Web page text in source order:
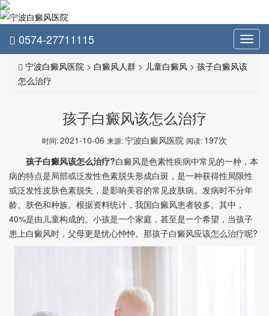
0574-27711115
宁波白癜风医院 > 白癜风人群 > 儿童白癜风 > 孩子白癜风该
怎么治疗
孩子白癜风该怎么治疗
时间:2021-10-06 来源:宁波白癜风医院 阅读: 197次
孩子白癜风该怎么治疗?白癜风是色素性疾病中常见的一种，本
病的特点是局部或泛发性色素脱失形成白斑，是一种获得性局限性
或泛发性皮肤色素脱失，是影响美容的常见皮肤病。发病时不分年
龄、肤色和种族。根据资料统计，我国白癜风患者较多。其中，
40%是由儿童构成的。小孩是一个家庭，甚至是一个希望，当孩子
患上白癜风时，父母更是忧心忡忡。那孩子白癜风应该怎么治疗呢?